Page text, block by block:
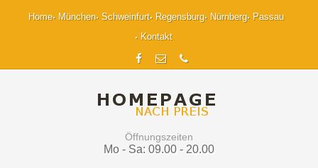
Home München Schweinfurt Regensburg Nürnberg
Passau
Kontakt
Öffnungszeiten
Mo - Sa: 09.00 - 20.00